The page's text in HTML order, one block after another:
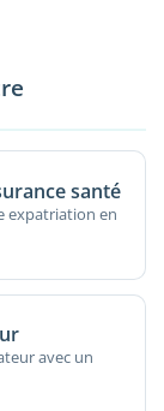
santé
expatriation en
avec un